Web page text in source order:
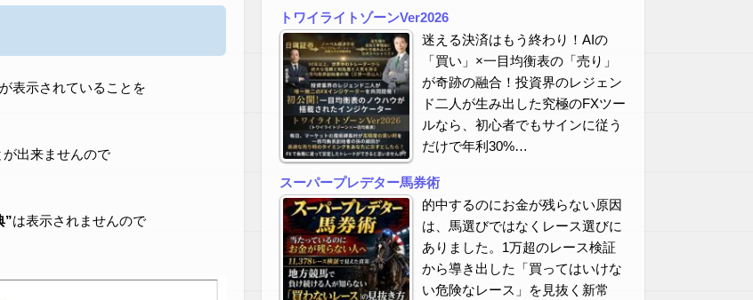
が表示されていることを
出来ませんので
”は表示されませんので
トワイライトゾーンVer2026
迷える決済はもう終わり！AIの
「買い」×一目均衡表の「売り」
が奇跡の融合！投資界のレジェン
ド二人が生み出した究極のFXツー
ルなら、初心者でもサインに従う
だけで年利30%…
スーパープレデター馬券術
的中するのにお金が残らない原因
は、馬選びではなくレース選びに
ありました。1万超のレース検証
から導き出した「買ってはいけな
い危険なレース」を見抜く新常